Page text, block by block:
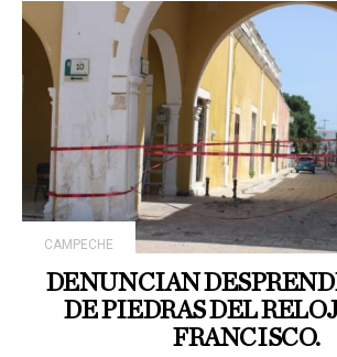
CAMPECHE
DENUNCIAN
DE PIEDRAS DEL
FRANCISCO.